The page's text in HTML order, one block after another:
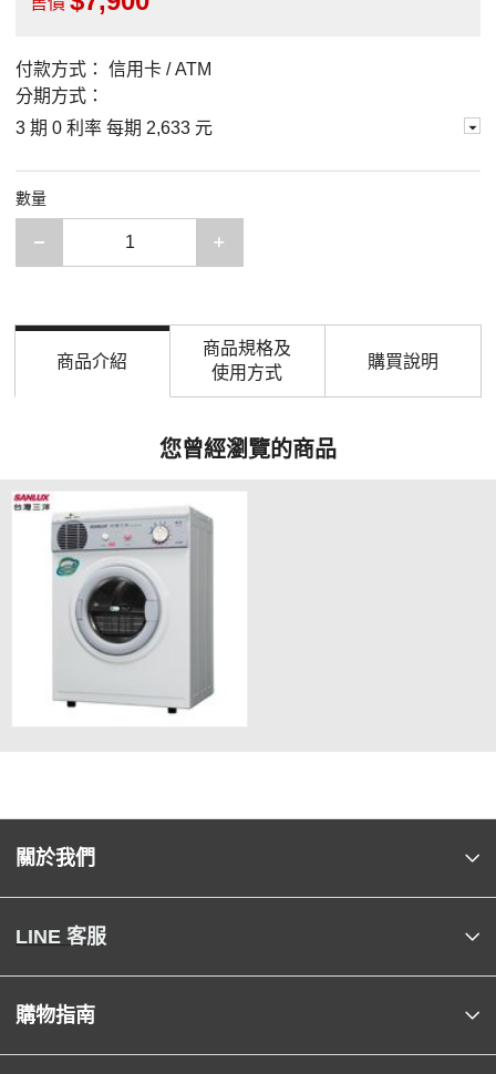
付款方式：
信用卡 / ATM
分期方式：
3 期 0 利率 每期 2,633 元
數量
減少一項
商品介紹
商品規格及
使用方式
購買說明
您曾經瀏覽的商品
關於我們
LINE 客服
購物指南